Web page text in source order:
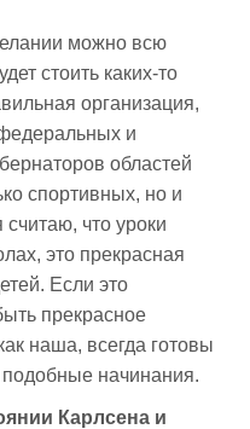
можно всю
стоить каких-то
организация,
и
областей
спортивных, но и
что уроки
это прекрасная
Если это
прекрасное
наша, всегда готовы
начинания.
Карлсена и